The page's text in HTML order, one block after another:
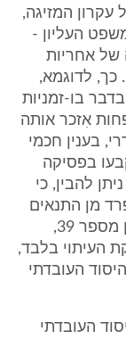
עקרון המזיגה,
העליון -
של אחריות
תיקון מספר 39 לחוק. כך, לדוגמא,
בו-זמניות
אִזכר אותה
בענין חכמי
בפסיקה
אלה ניתן להבין, כי
מן התנאים
להטלת אחריות פלילית. גם לאחר תיקון מספר 39,
העיתוי בלבד,
העובדתי
העובדתי